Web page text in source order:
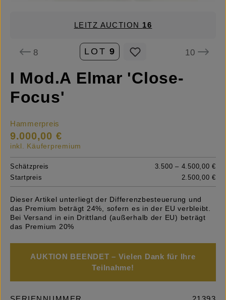
LEITZ AUCTION 16
8 LOT 9 10
I Mod.A Elmar 'Close-
Focus'
Hammerpreis
9.000,00 €
inkl. Käuferpremium
Schätzpreis
3.500 – 4.500,00 €
Startpreis
2.500,00 €
Dieser Artikel unterliegt der Differenzbesteuerung und
das Premium beträgt 24%, sofern es in der EU verbleibt.
Bei Versand in ein Drittland (außerhalb der EU) beträgt
das Premium 20%
AUKTION BEENDET – Vielen Dank für Ihre
Teilnahme!